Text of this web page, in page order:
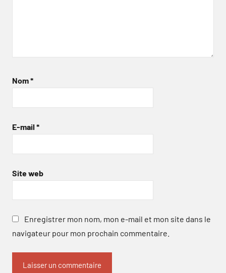
Nom*
E-mail *
Site web
Enregistrer mon nom, mon e-mail et mon site dans le
navigateur pour mon prochain commentaire.